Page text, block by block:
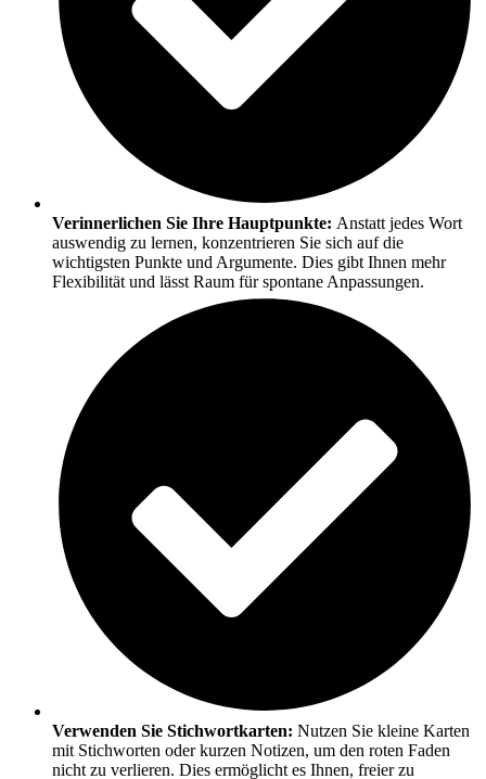
Verinnerlichen Sie Ihre Hauptpunkte: Anstatt jedes Wort
auswendig zu lernen, konzentrieren Sie sich auf die
wichtigsten Punkte und Argumente. Dies gibt Ihnen mehr
Flexibilität und lässt Raum für spontane Anpassungen.
Verwenden Sie Stichwortkarten: Nutzen Sie kleine Karten
mit Stichworten oder kurzen Notizen, um den roten Faden
nicht zu verlieren. Dies ermöglicht es Ihnen, freier zu